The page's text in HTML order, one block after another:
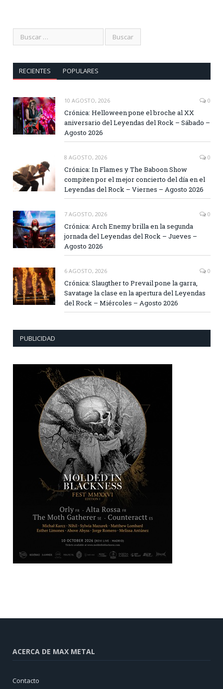
RECIENTES POPULARES
10 AGOSTO, 2026 0
Crónica: Helloween pone el broche al XX
aniversario del Leyendas del Rock – Sábado –
Agosto 2026
8 AGOSTO, 2026 0
Crónica: In Flames y The Baboon Show
compiten por el mejor concierto del día en el
Leyendas del Rock – Viernes – Agosto 2026
7 AGOSTO, 2026 0
Crónica: Arch Enemy brilla en la segunda
jornada del Leyendas del Rock – Jueves –
Agosto 2026
6 AGOSTO, 2026 0
Crónica: Slaugther to Prevail pone la garra,
Savatage la clase en la apertura del Leyendas
del Rock – Miércoles – Agosto 2026
PUBLICIDAD
ACERCA DE MAX METAL
Contacto